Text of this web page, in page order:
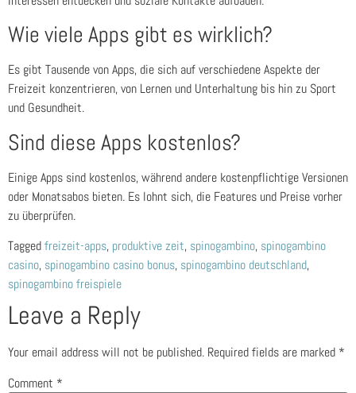
Wie viele Apps gibt es wirklich?
Es gibt Tausende von Apps, die sich auf verschiedene Aspekte der
Freizeit konzentrieren, von Lernen und Unterhaltung bis hin zu Sport
und Gesundheit.
Sind diese Apps kostenlos?
Einige Apps sind kostenlos, während andere kostenpflichtige Versionen
oder Monatsabos bieten. Es lohnt sich, die Features und Preise vorher
zu überprüfen.
Taggedfreizeit-apps, produktive zeit, spinogambino, spinogambino
casino, spinogambino casino bonus, spinogambino deutschland,
spinogambino freispiele
Leave a Reply
Your email address will not be published. Required fields are marked *
Comment *